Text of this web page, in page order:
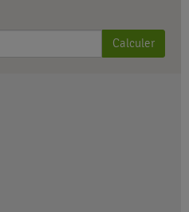
Calculer